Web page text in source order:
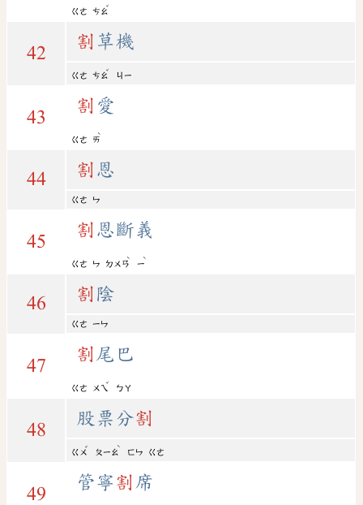
ㄍㄜ ㄘㄠ
ˇ
42
割 草機
ㄍㄜ ㄘㄠ
ˇ
ㄐㄧ
43
割 愛
ㄍㄜ ㄞ
ˋ
44 割 恩
ㄍㄜ ㄣ
45
割 恩斷義
ㄍㄜ ㄣ ㄉㄨㄢ
ˋ
ㄧ
ˋ
46 割 陰
ㄍㄜ ㄧㄣ
47
割 尾巴
ㄍㄜ ㄨㄟ
ˇ
ㄅㄚ
48
股票分割
ㄍㄨ
ˇ
ㄆㄧㄠ
ˋ
ㄈㄣ ㄍㄜ
49
管寧割 席